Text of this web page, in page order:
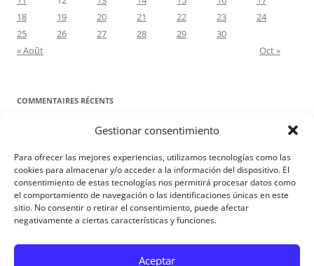
Gestionar consentimiento
Para ofrecer las mejores experiencias, utilizamos tecnologías como las
cookies para almacenar y/o acceder a la información del dispositivo. El
consentimiento de estas tecnologías nos permitirá procesar datos como
el comportamiento de navegación o las identificaciones únicas en este
sitio. No consentir o retirar el consentimiento, puede afectar
negativamente a ciertas características y funciones.
Aceptar
18
19 20 21 22 23
24
25
26 27 28 29
30
« Août
Oct »
COMMENTAIRES RÉCENTS
Proyecto Amor ConyugaldansContre toute attente. Commentaire
pour les époux : Luc 12, 8-12
Manuel MirallesdansContre toute attente. Commentaire pour les
époux : Luc 12, 8-12